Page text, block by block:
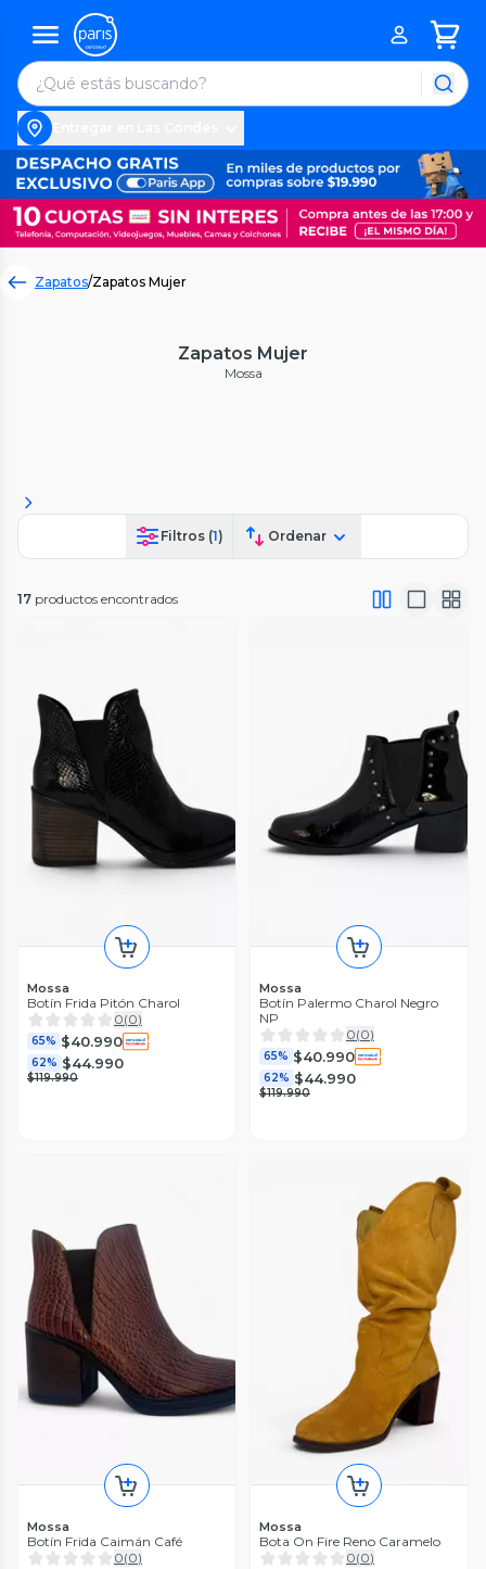
Zapatos/Zapatos Mujer
Zapatos Mujer
Mossa
Filtros (1) Ordenar
17 productos encontrados
Mossa
Botín Frida Pitón Charol
0(0)
65% $40.990
62% $44.990
$119.990
Mossa
Botín Palermo Charol Negro
NP
0(0)
65% $40.990
62% $44.990
$119.990
Mossa
Botín Frida Caimán Café
0(0)
Mossa
Bota On Fire Reno Caramelo
0(0)